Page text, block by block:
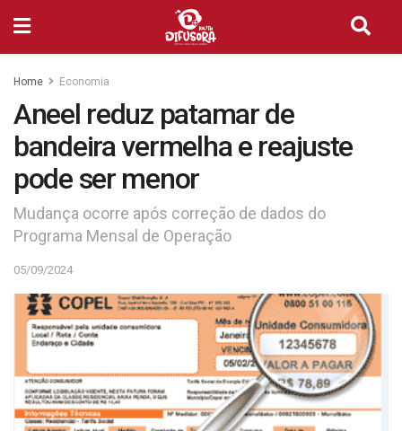
Home Economia
Aneel reduz patamar de
bandeira vermelha e reajuste
pode ser menor
Mudança ocorre após correção de dados do
Programa Mensal de Operação
05/09/2024